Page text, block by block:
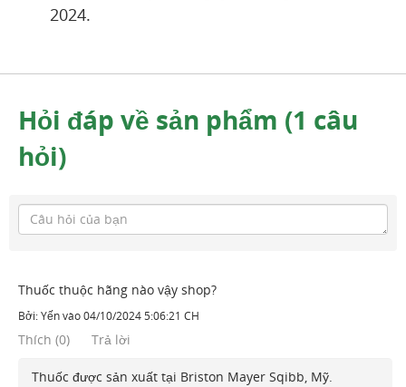
2024.
Hỏi đáp về sản phẩm (1 câu
hỏi)
Thuốc thuộc hãng nào vậy shop?
Bởi:Yếnvào04/10/2024 5:06:21 CH
Thích (0) Trả lời
Thuốc được sản xuất tại Briston Mayer Sqibb, Mỹ.